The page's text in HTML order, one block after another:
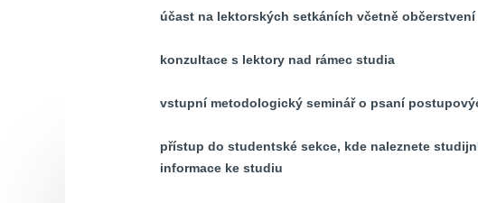
účast na lektorských setkáních včetně občerstvení
konzultace s lektory nad rámec studia
vstupní metodologický seminář o psaní
přístup do studentské sekce, kde naleznete
informace ke studiu